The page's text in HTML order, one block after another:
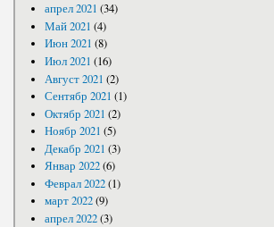
апрел 2021 (34)
Май 2021 (4)
Июн 2021 (8)
Июл 2021 (16)
Август 2021 (2)
Сентябр 2021 (1)
Октябр 2021 (2)
Ноябр 2021 (5)
Декабр 2021 (3)
Январ 2022(6)
Феврал 2022(1)
март 2022(9)
апрел 2022(3)